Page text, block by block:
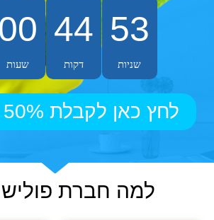
53
שניות
44
דקות
00
שעות
לחץ כאן לקבלת 50% הנחה
למה חברת פוליש